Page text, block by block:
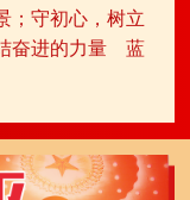
；守初心，树立
奋进的力量
蓝